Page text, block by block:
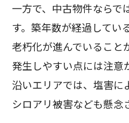
一方で、中古物件ならで
す。築年数が経過してい
老朽化が進んでいること
発生しやすい点には注意
沿いエリアでは、塩害に
シロアリ被害なども懸念